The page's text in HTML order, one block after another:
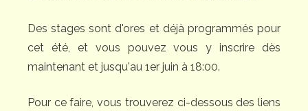
Des stages sont d'ores et déjà programmés pour
cet été, et vous pouvez vous y inscrire dès
maintenant et jusqu'au 1er juin à 18:00.
Pour ce faire, vous trouverez ci-dessous des liens